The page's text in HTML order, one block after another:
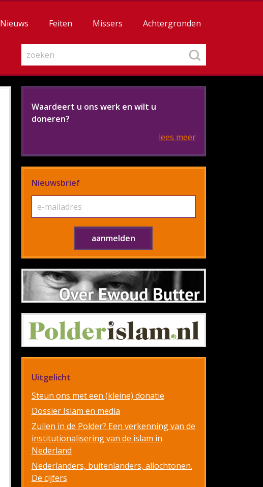
Nieuws Feiten Missers Achtergronden
Waardeert u ons werk en wilt u
doneren?
lees meer
Nieuwsbrief
Uitgelicht
Steun ons met een (kleine) donatie
Dossier Islam en media
Zuilen in de Polder? Een verkenning van de
institutionalisering van de islam in
Nederland
Nederlanders, buitenlanders, allochtonen.
De cijfers